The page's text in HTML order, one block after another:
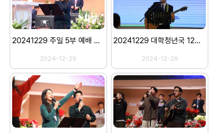
20241229 주일 5부 예배 스캐치
2024-12-29
20241229 대학청년국 12월 월례회의
2024-12-29